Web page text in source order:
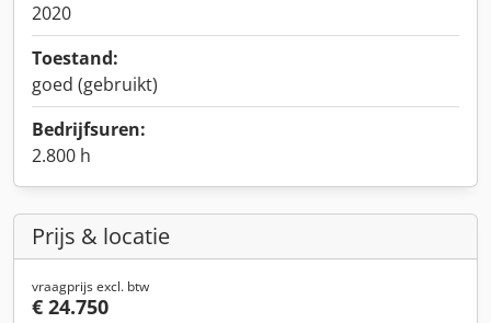
2020
Toestand:
goed (gebruikt)
Bedrijfsuren:
2.800 h
Prijs & locatie
vraagprijs excl. btw
€ 24.750